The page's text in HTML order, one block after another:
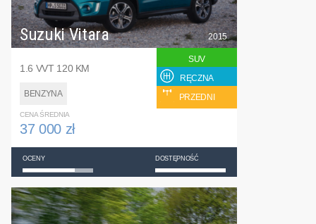
Suzuki Vitara
1.6 VVT 120 KM
BENZYNA
2015
SUV
RĘCZNA
PRZEDNI
CENA ŚREDNIA
37 000 zł
OCENY DOSTĘPNOŚĆ